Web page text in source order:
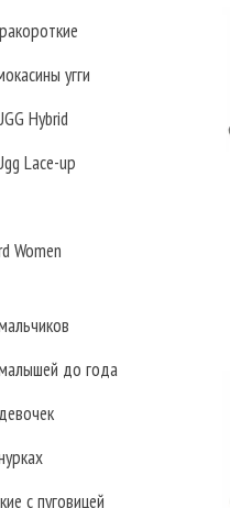
угги
Hybrid
Lace-up
Women
до года
с пуговицей